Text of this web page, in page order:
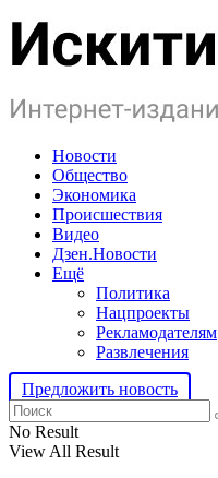
Новости
Общество
Экономика
Происшествия
Видео
Дзен.Новости
Ещё
Политика
Нацпроекты
Рекламодателям
Развлечения
Предложить новость
No Result
View All Result